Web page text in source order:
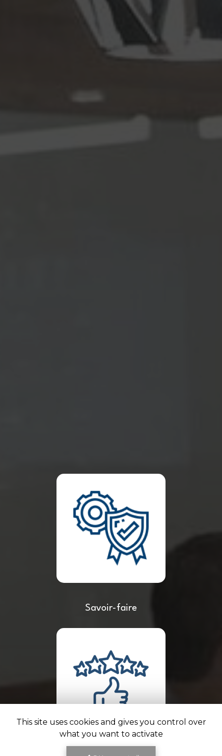
Savoir-faire
This site uses cookies and gives you control over
what you want to activate